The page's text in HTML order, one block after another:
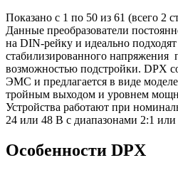
Показано с 1 по 50 из 61 (всего 2
Данные преобразователи
на DIN-рейку и идеально
стабилизированного напряжения
возможностью подстройки. DPX
ЭМС и предлагается в виде
тройным выходом и уровнем
Устройства работают при
24 или 48 В с диапазонами 2:1 или
Особенности DPX